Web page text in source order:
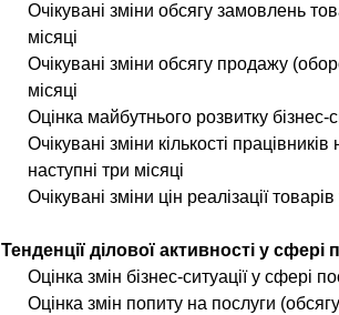
Очікувані зміни обсягу замовлень
місяці
Очікувані зміни обсягу продажу
місяці
Оцінка майбутнього розвитку бізнес-
Очікувані зміни кількості
наступні три місяці
Очікувані зміни цін реалізації
Тенденції ділової активності у сфері
Оцінка змін бізнес-ситуації у сфері
Оцінка змін попиту на послуги